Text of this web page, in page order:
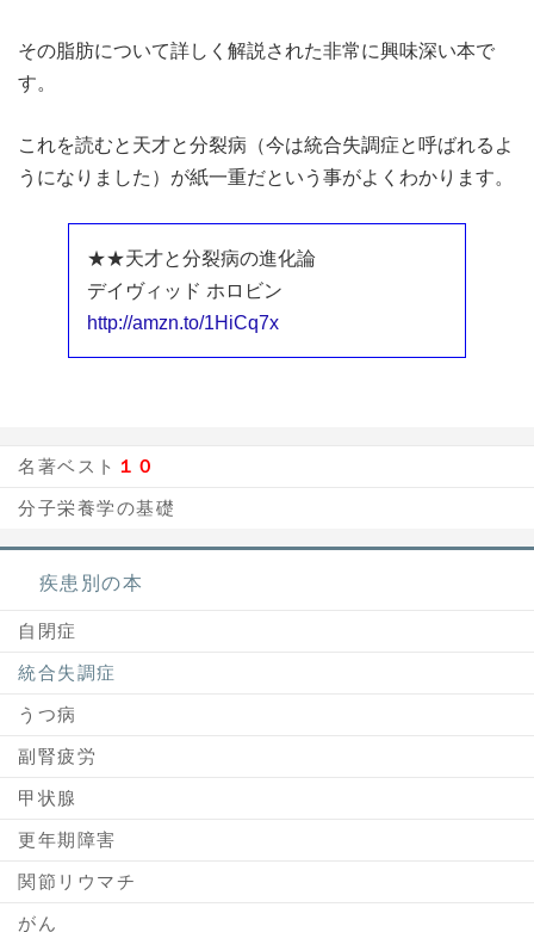
その脂肪について詳しく解説された非常に興味深い本で
す。
これを読むと天才と分裂病（今は統合失調症と呼ばれるよ
うになりました）が紙一重だという事がよくわかります。
★★天才と分裂病の進化論
デイヴィッド ホロビン
http://amzn.to/1HiCq7x
名著ベスト １０
分子栄養学の基礎
疾患別の本
自閉症
統合失調症
うつ病
副腎疲労
甲状腺
更年期障害
関節リウマチ
がん